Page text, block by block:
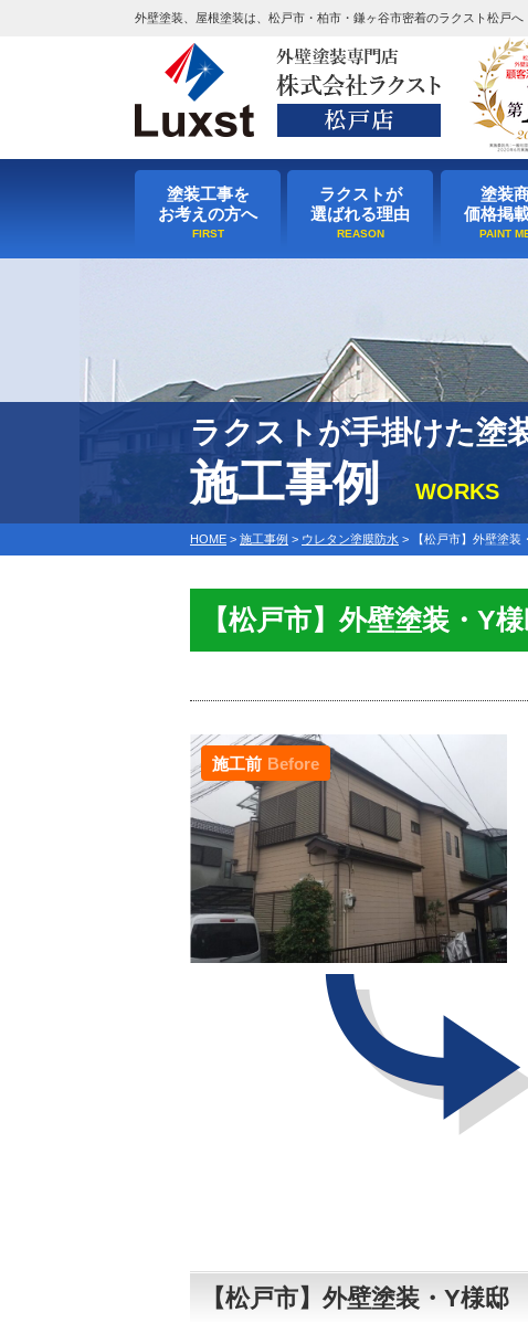
外壁塗装、屋根塗装は、松戸市・柏市・鎌ヶ谷市密着のラクスト松戸へ
塗装工事を
お考えの方へ
ラクストが
選ばれる理由
塗装
価格掲
ラクストが手掛けた塗
施工事例 WORKS
HOME > 施工事例 > ウレタン塗膜防水 > 【松戸市】外壁塗装
【松戸市】外壁塗装・Y
施工前 Before
【松戸市】外壁塗装・Y様